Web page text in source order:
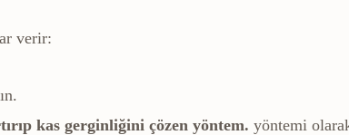
verir:
kas gerginliğini çözen yöntem. yöntemi